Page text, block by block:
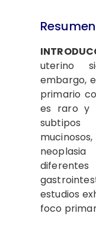
Resumen
uterino
embargo,
primario
es raro y
subtipos
diferentes
estudios
foco